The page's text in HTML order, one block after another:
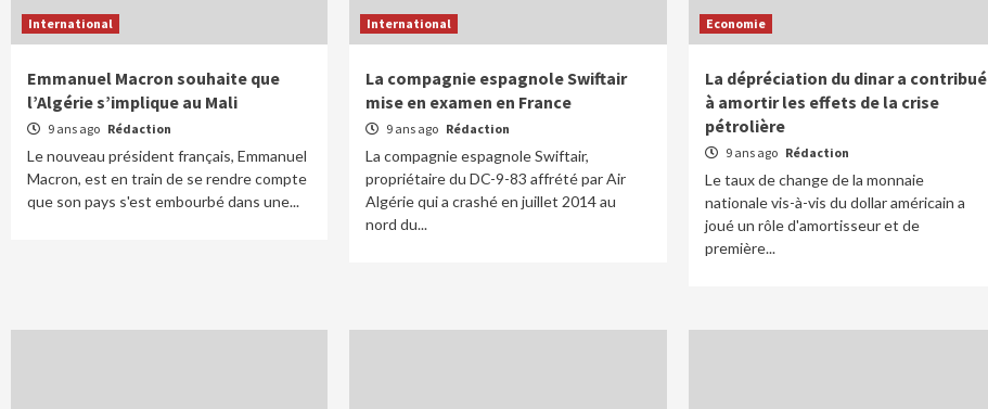
International
Emmanuel Macron souhaite que
l’Algérie s’implique au Mali
9 ans ago Rédaction
Le nouveau président français, Emmanuel
Macron, est en train de se rendre compte
que son pays s'est embourbé dans une...
International
La compagnie espagnole Swiftair
mise en examen en France
9 ans ago Rédaction
La compagnie espagnole Swiftair,
propriétaire du DC-9-83 affrété par Air
Algérie qui a crashé en juillet 2014 au
nord du...
Economie
La dépréciation du dinar a contribué
à amortir les effets de la crise
pétrolière
9 ans ago Rédaction
Le taux de change de la monnaie
nationale vis-à-vis du dollar américain a
joué un rôle d'amortisseur et de
première...